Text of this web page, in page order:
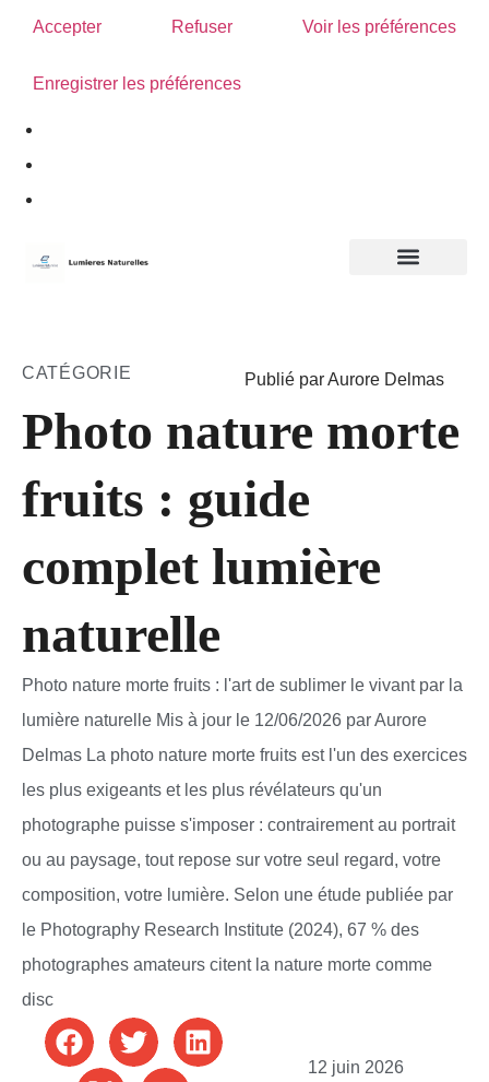
Accepter Refuser Voir les préférences
Enregistrer les préférences
CATÉGORIE Publié par Aurore Delmas
Photo nature morte
fruits : guide
complet lumière
naturelle
Photo nature morte fruits : l'art de sublimer le vivant par la
lumière naturelle Mis à jour le 12/06/2026 par Aurore
Delmas La photo nature morte fruits est l'un des exercices
les plus exigeants et les plus révélateurs qu'un
photographe puisse s'imposer : contrairement au portrait
ou au paysage, tout repose sur votre seul regard, votre
composition, votre lumière. Selon une étude publiée par
le Photography Research Institute (2024), 67 % des
photographes amateurs citent la nature morte comme
disc
12 juin 2026